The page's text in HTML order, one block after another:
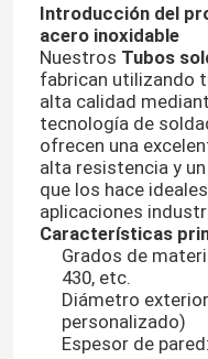
Introducción del
acero inoxidable
Nuestros Tubos
fabrican utilizando
alta calidad
tecnología de
ofrecen una
alta resistencia y
que los hace
aplicaciones
Características
Grados de
430, etc.
Diámetro
personalizado)
Espesor de